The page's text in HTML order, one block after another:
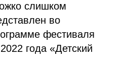
слишком
во
фестиваля
года «Детский